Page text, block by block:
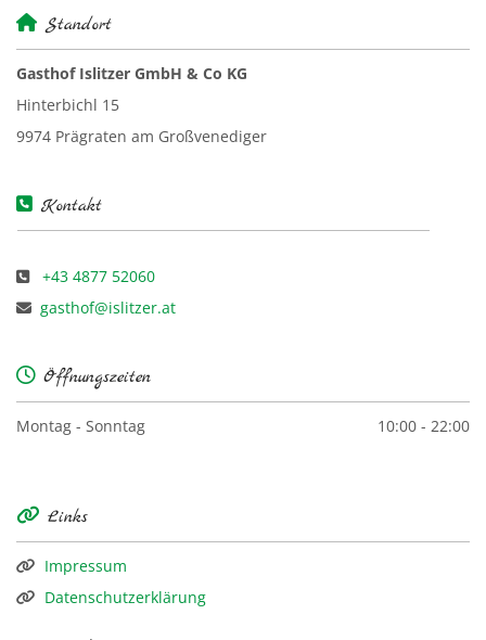
 Standort
Gasthof Islitzer GmbH & Co KG
Hinterbichl 15
9974 Prägraten am Großvenediger
 Kontakt
 +43 4877 52060
 gasthof@islitzer.at
Öffnungszeiten
Montag - Sonntag 10:00 - 22:00
 Links
 Impressum
 Datenschutzerklärung